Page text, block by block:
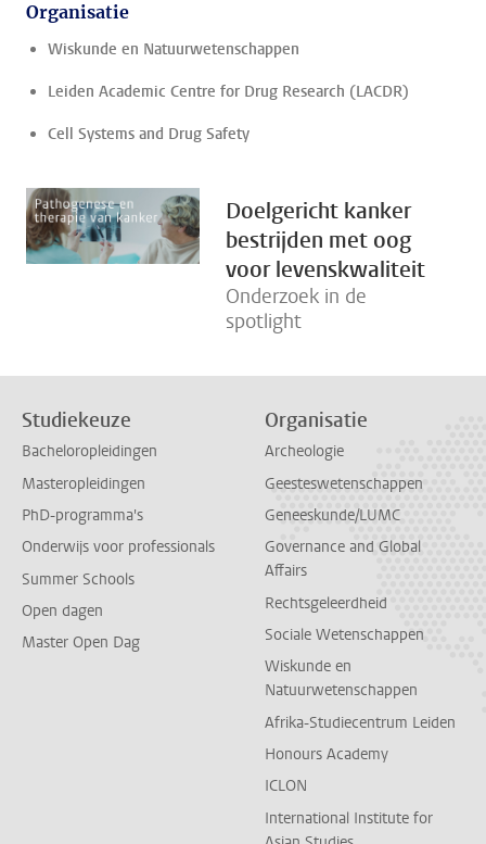
Organisatie
Wiskunde en Natuurwetenschappen
Leiden Academic Centre for Drug Research (LACDR)
Cell Systems and Drug Safety
Doelgericht kanker
bestrijden met oog
voor levenskwaliteit
Onderzoek in de
spotlight
Studiekeuze
Bacheloropleidingen
Masteropleidingen
PhD-programma's
Onderwijs voor professionals
Summer Schools
Open dagen
Master Open Dag
Organisatie
Archeologie
Geesteswetenschappen
Geneeskunde/LUMC
Governance and Global
Affairs
Rechtsgeleerdheid
Sociale Wetenschappen
Wiskunde en
Natuurwetenschappen
Afrika-Studiecentrum Leiden
Honours Academy
ICLON
International Institute for